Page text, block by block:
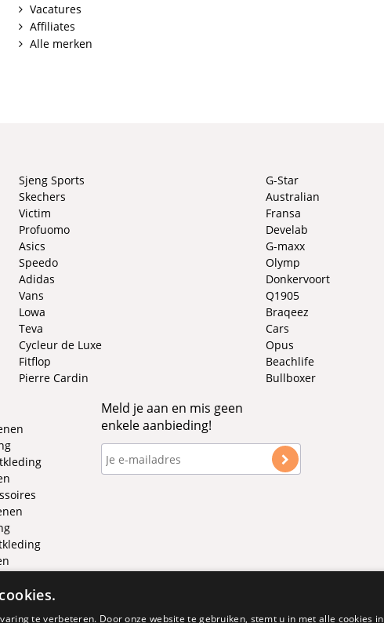
Vacatures
Affiliates
Alle merken
Sjeng Sports
Skechers
Victim
Profuomo
Asics
Speedo
Adidas
Vans
Lowa
Teva
Cycleur de Luxe
Fitflop
Pierre Cardin
G-Star
Australian
Fransa
Develab
G-maxx
Olymp
Donkervoort
Q1905
Braqeez
Cars
Opus
Beachlife
Bullboxer
Meld je aan en mis geen
enkele aanbieding!
te verbeteren. Door onze website te gebruiken, stemt u in met alle cookies in